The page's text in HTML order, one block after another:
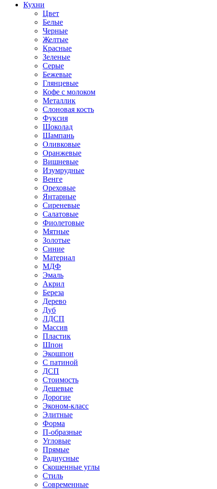
Кухни
Цвет
Белые
Черные
Желтые
Красные
Зеленые
Серые
Бежевые
Глянцевые
Кофе с молоком
Металлик
Слоновая кость
Фуксия
Шоколад
Шампань
Оливковые
Оранжевые
Вишневые
Изумрудные
Венге
Ореховые
Янтарные
Сиреневые
Салатовые
Фиолетовые
Мятные
Золотые
Синие
Материал
МДФ
Эмаль
Акрил
Береза
Дерево
Дуб
ЛДСП
Массив
Пластик
Шпон
Экошпон
С патиной
ДСП
Стоимость
Дешевые
Дорогие
Эконом-класс
Элитные
Форма
П-образные
Угловые
Прямые
Радиусные
Скошенные углы
Стиль
Современные